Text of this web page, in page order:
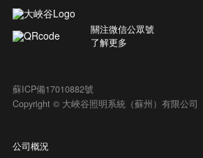
關注微信公眾號
了解更多
蘇ICP備17010882號
Copyright © 大峽谷照明系統（蘇州）有限公司
公司概況